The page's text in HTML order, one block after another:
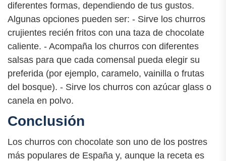
diferentes formas, dependiendo de tus gustos.
Algunas opciones pueden ser: - Sirve los churros
crujientes recién fritos con una taza de chocolate
caliente. - Acompaña los churros con diferentes
salsas para que cada comensal pueda elegir su
preferida (por ejemplo, caramelo, vainilla o frutas
del bosque). - Sirve los churros con azúcar glass o
canela en polvo.
Conclusión
Los churros con chocolate son uno de los postres
más populares de España y, aunque la receta es